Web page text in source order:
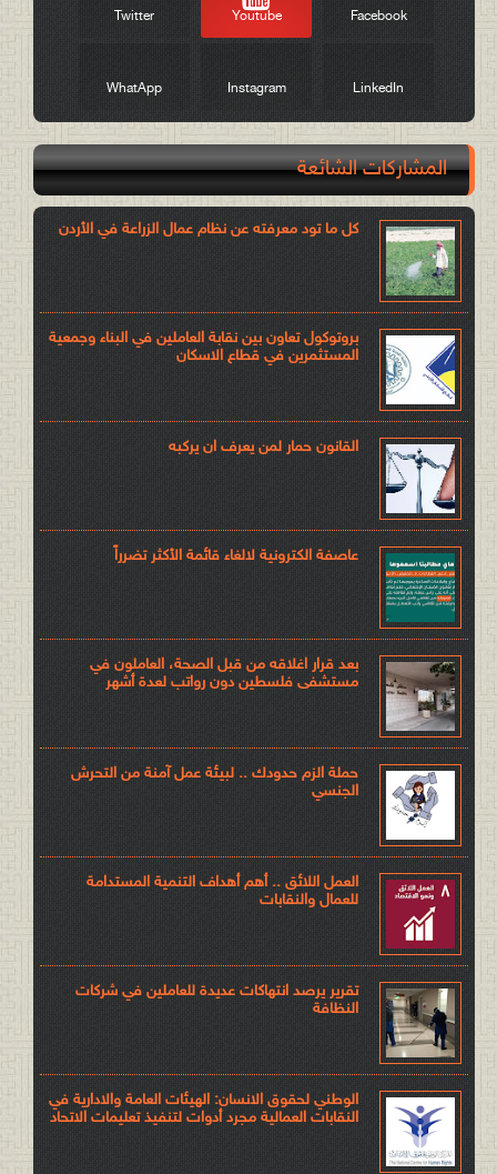
Facebook
Youtube
Twitter
LinkedIn
Instagram
WhatApp
المشاركات الشائعة
كل ما تود معرفته عن نظام عمال الزراعة في الأردن
بروتوكول تعاون بين نقابة العاملين في البناء وجمعية
المستثمرين في قطاع الاسكان
القانون حمار لمن يعرف ان يركبه
عاصفة الكترونية لالغاء قائمة الأكثر تضرراً
بعد قرار اغلاقه من قبل الصحة، العاملون في
مستشفى فلسطين دون رواتب لعدة أشهر
حملة الزم حدودك .. لبيئة عمل آمنة من التحرش
الجنسي
العمل اللائق .. أهم أهداف التنمية المستدامة
للعمال والنقابات
تقرير يرصد انتهاكات عديدة للعاملين في شركات
النظافة
الوطني لحقوق الانسان: الهيئات العامة والادارية في
النقابات العمالية مجرد أدوات لتنفيذ تعليمات الاتحاد